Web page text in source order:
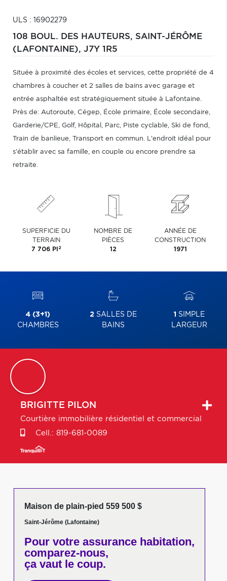
ULS : 16902279
108 BOUL. DES HAUTEURS, SAINT-JÉRÔME
(LAFONTAINE), J7Y 1R5
Située à proximité des écoles et services, cette propriété de 4
chambres à coucher et 2 salles de bains avec garage et
entrée asphaltée est stratégiquement située à Lafontaine.
Près de: Autoroute, Cégep, École primaire, École secondaire,
Garderie/CPE, Golf, Hôpital, Parc, Piste cyclable, Ski de fond,
Train de banlieue, Transport en commun. L'endroit idéal pour
s'établir avec sa famille, en couple ou encore prendre sa
retraite.
SUPERFICIE DU
TERRAIN
7 706 PI 2
NOMBRE DE
PIÈCES
12
ANNÉE DE
CONSTRUCTION
1971
4 (3+1)
CHAMBRES
2 SALLES DE
BAINS
1 SIMPLE
LARGEUR
BRIGITTE PILON
Courtière immobilière résidentiel et commercial
Cell.: 819-681-0089
Maison de plain-pied 559 500 $
Saint-Jérôme (Lafontaine)
Pour votreassurance habitation,
comparez-nous,
ça vaut le coup.